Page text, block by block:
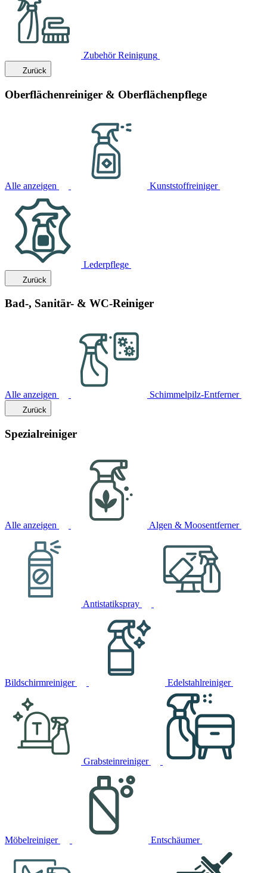
Zubehör Reinigung
Zurück
Oberflächenreiniger & Oberflächenpflege
Alle anzeigen Kunststoffreiniger
Lederpflege
Zurück
Bad-, Sanitär- & WC-Reiniger
Alle anzeigen Schimmelpilz-Entferner
Zurück
Spezialreiniger
Alle anzeigen Algen & Moosentferner
Antistatikspray
Bildschirmreiniger Edelstahlreiniger
Grabsteinreiniger
Möbelreiniger Entschäumer